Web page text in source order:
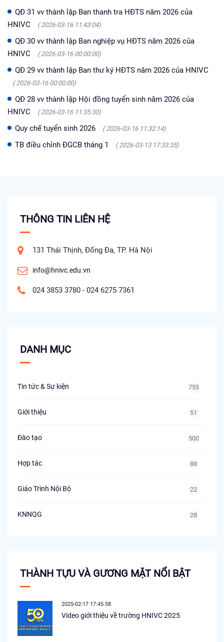
QĐ 31 vv thành lập Ban thanh tra HĐTS năm 2026 của
HNIVC
( 2026-03-16 11:43:04)
QĐ 30 vv thành lập Ban nghiệp vụ HĐTS năm 2026 của
HNIVC
( 2026-03-16 00:00:00)
QĐ 29 vv thành lập Ban thư ký HĐTS năm 2026 của HNIVC
( 2026-03-16 00:00:00)
QĐ 28 vv thành lập Hội đồng tuyển sinh năm 2026 của
HNIVC
( 2026-03-16 11:35:30)
Quy chế tuyển sinh 2026 ( 2026-03-16 11:32:14)
TB điều chỉnh ĐGCB tháng 1 ( 2026-03-13 17:33:35)
THÔNG TIN LIÊN HỆ
131 Thái Thịnh, Đống Đa, TP. Hà Nội
info@hnivc.edu.vn
024 3853 3780 - 024 6275 7361
DANH MỤC
Tin tức & Sự kiện 755
Giới thiệu 51
Đào tạo 500
Hợp tác 88
Giáo Trình Nội Bộ 22
KNNQG 28
THÀNH TỰU VÀ GƯƠNG MẶT NỔI BẬT
2025-02-17 17:45:58
Video giới thiệu về trường HNIVC 2025